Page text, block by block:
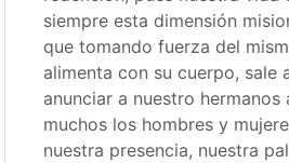
siempre esta dimensión
que tomando fuerza del
alimenta con su cuerpo, sale
anunciar a nuestro hermanos
muchos los hombres y
nuestra presencia, nuestra